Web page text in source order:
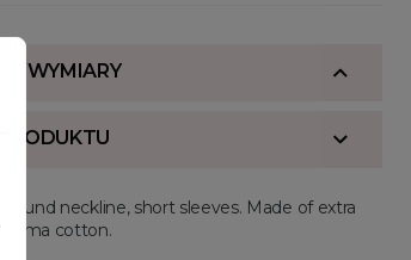
I WYMIARY
PRODUKTU
round neckline, short sleeves. Made of extra
pima cotton.